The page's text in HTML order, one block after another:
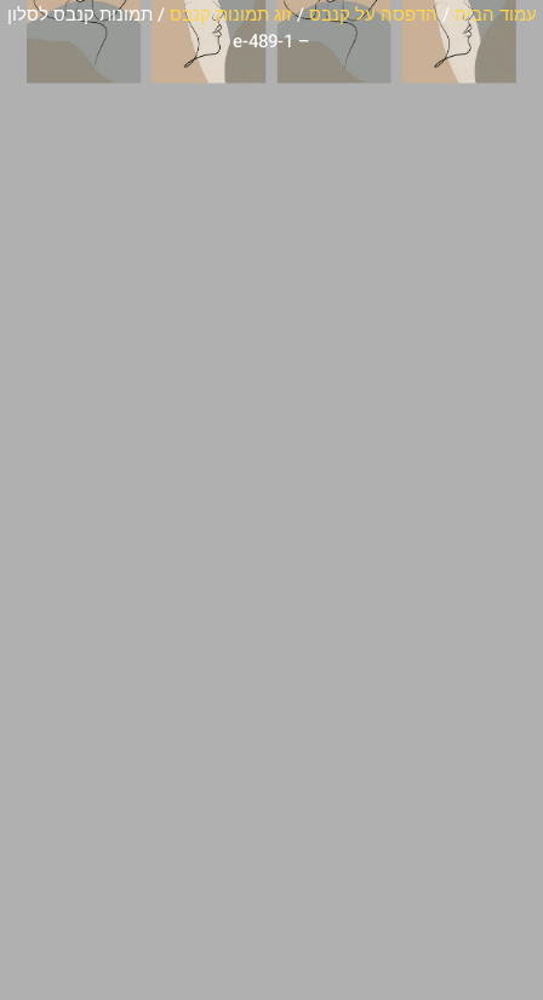
עמוד הבית /הדפסה על קנבס/זוג תמונות קנבס/ תמונות קנבס לסלון
– e-489-1